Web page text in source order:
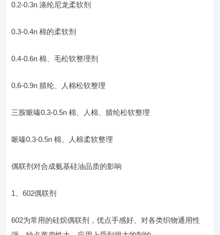
0.2-0.3n 涤纶尼龙柔软剂
0.3-0.4n 棉的柔软剂
0.4-0.6n 棉、毛松软整理剂
0.6-0.9n 腈纶、人棉松软整理
三胺哌嗪0.3-0.5n 棉、人棉、腈纶松软整理
哌嗪0.3-0.5n 棉、人棉柔软整理
偶联剂对合成氨基硅油品质的影响
1、602偶联剂
602为常用的硅烷偶联剂，优点手感好、对各类织物通用性